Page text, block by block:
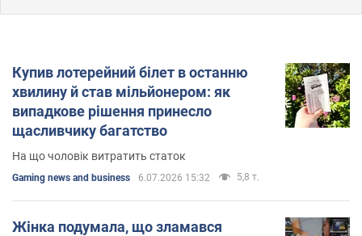
Купив лотерейний білет в останню
хвилину й став мільйонером: як
випадкове рішення принесло
щасливчику багатство
На що чоловік витратить статок
Gaming news and business 6.07.2026 15:32 5,8 т.
Жінка подумала, що зламався